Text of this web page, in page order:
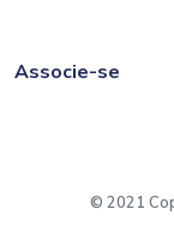
Associe-se
© 2021